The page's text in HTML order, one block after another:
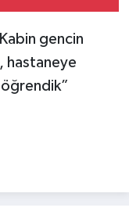
gencin
hastaneye